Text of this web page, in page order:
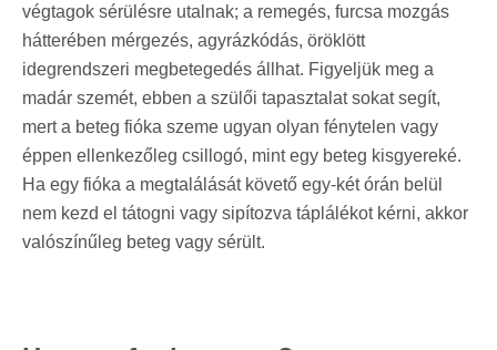
végtagok sérülésre utalnak; a remegés, furcsa mozgás
hátterében mérgezés, agyrázkódás, öröklött
idegrendszeri megbetegedés állhat. Figyeljük meg a
madár szemét, ebben a szülői tapasztalat sokat segít,
mert a beteg fióka szeme ugyan olyan fénytelen vagy
éppen ellenkezőleg csillogó, mint egy beteg kisgyereké.
Ha egy fióka a megtalálását követő egy-két órán belül
nem kezd el tátogni vagy sipítozva táplálékot kérni, akkor
valószínűleg beteg vagy sérült.